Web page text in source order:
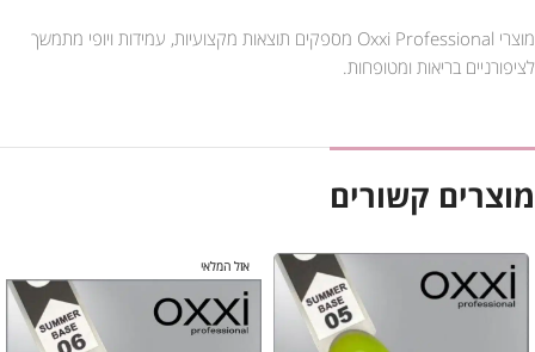
מוצרי Oxxi Professional מספקים תוצאות מקצועיות, עמידות ויופי מתמשך
לציפורניים בריאות ומטופחות.
מוצרים קשורים
אזל המלאי